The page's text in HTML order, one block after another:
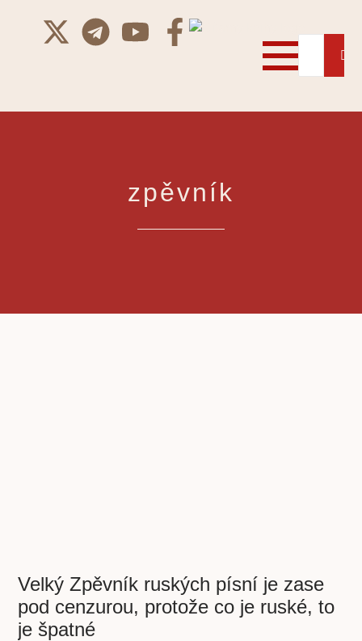
zpěvník
Velký Zpěvník ruských písní je zase
pod cenzurou, protože co je ruské, to
je špatné